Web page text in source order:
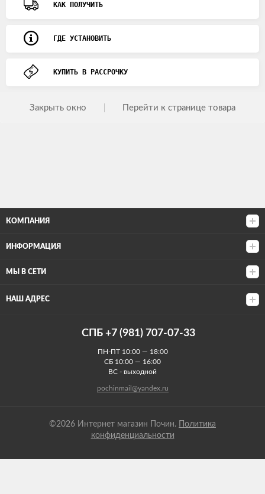
КАК ПОЛУЧИТЬ
ГДЕ УСТАНОВИТЬ
КУПИТЬ В РАССРОЧКУ
Закрыть окно Перейти к странице товара
КОМПАНИЯ
ИНФОРМАЦИЯ
МЫ В СЕТИ
НАШ АДРЕС
СПБ +7 (981) 707-07-33
ПН-ПТ 10:00 — 18:00
СБ 10:00 — 16:00
ВС - выходной
pochinmail@yandex.ru
©2026 Интернет магазин Почин.
Политика
конфиденциальности